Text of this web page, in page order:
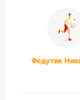
Федутик